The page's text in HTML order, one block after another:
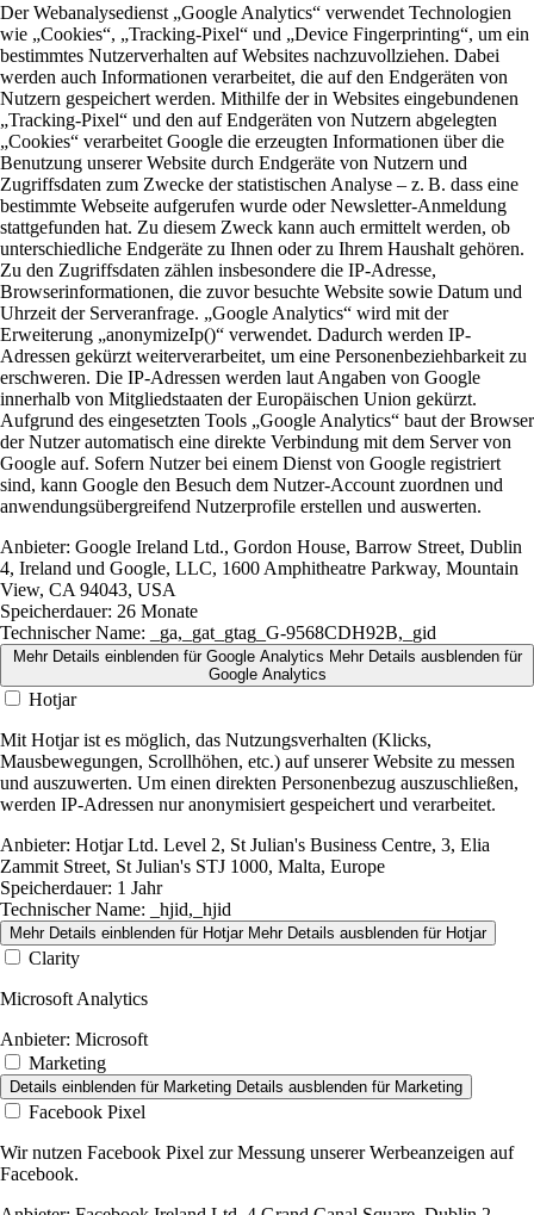
Der Webanalysedienst „Google Analytics“ verwendet Technologien
wie „Cookies“, „Tracking-Pixel“ und „Device Fingerprinting“, um ein
bestimmtes Nutzerverhalten auf Websites nachzuvollziehen. Dabei
werden auch Informationen verarbeitet, die auf den Endgeräten von
Nutzern gespeichert werden. Mithilfe der in Websites eingebundenen
„Tracking-Pixel“ und den auf Endgeräten von Nutzern abgelegten
„Cookies“ verarbeitet Google die erzeugten Informationen über die
Benutzung unserer Website durch Endgeräte von Nutzern und
Zugriffsdaten zum Zwecke der statistischen Analyse – z. B. dass eine
bestimmte Webseite aufgerufen wurde oder Newsletter-Anmeldung
stattgefunden hat. Zu diesem Zweck kann auch ermittelt werden, ob
unterschiedliche Endgeräte zu Ihnen oder zu Ihrem Haushalt gehören.
Zu den Zugriffsdaten zählen insbesondere die IP-Adresse,
Browserinformationen, die zuvor besuchte Website sowie Datum und
Uhrzeit der Serveranfrage. „Google Analytics“ wird mit der
Erweiterung „anonymizeIp()“ verwendet. Dadurch werden IP-
Adressen gekürzt weiterverarbeitet, um eine Personenbeziehbarkeit zu
erschweren. Die IP-Adressen werden laut Angaben von Google
innerhalb von Mitgliedstaaten der Europäischen Union gekürzt.
Aufgrund des eingesetzten Tools „Google Analytics“ baut der Browser
der Nutzer automatisch eine direkte Verbindung mit dem Server von
Google auf. Sofern Nutzer bei einem Dienst von Google registriert
sind, kann Google den Besuch dem Nutzer-Account zuordnen und
anwendungsübergreifend Nutzerprofile erstellen und auswerten.
Anbieter: Google Ireland Ltd., Gordon House, Barrow Street, Dublin
4, Ireland und Google, LLC, 1600 Amphitheatre Parkway, Mountain
View, CA 94043, USA
Speicherdauer: 26 Monate
Technischer Name: _ga,_gat_gtag_G-9568CDH92B,_gid
Mehr Details einblendenfür Google Analytics Mehr Details ausblendenfür
Google Analytics
Hotjar
Mit Hotjar ist es möglich, das Nutzungsverhalten (Klicks,
Mausbewegungen, Scrollhöhen, etc.) auf unserer Website zu messen
und auszuwerten. Um einen direkten Personenbezug auszuschließen,
werden IP-Adressen nur anonymisiert gespeichert und verarbeitet.
Anbieter: Hotjar Ltd. Level 2, St Julian's Business Centre, 3, Elia
Zammit Street, St Julian's STJ 1000, Malta, Europe
Speicherdauer: 1 Jahr
Technischer Name: _hjid,_hjid
Mehr Details einblenden für Hotjar Mehr Details ausblenden für Hotjar
Clarity
Microsoft Analytics
Anbieter: Microsoft
Marketing
Details einblenden für Marketing Details ausblenden für Marketing
Facebook Pixel
Wir nutzen Facebook Pixel zur Messung unserer Werbeanzeigen auf
Facebook.